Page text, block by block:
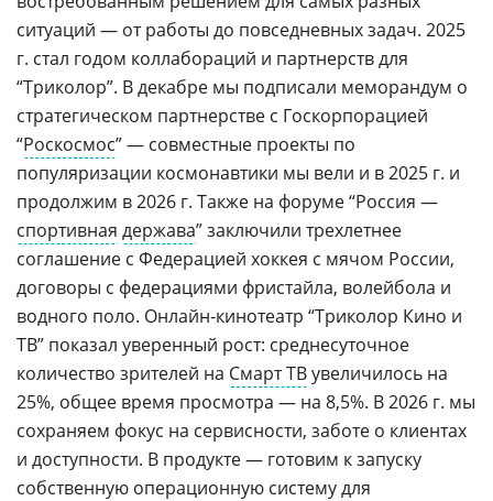
ситуаций — от работы до повседневных задач. 2025
г. стал годом коллабораций и партнерств для
“Триколор”. В декабре мы подписали меморандум о
стратегическом партнерстве с Госкорпорацией
“Роскосмос” — совместные проекты по
популяризации космонавтики мы вели и в 2025 г. и
продолжим в 2026 г. Также на форуме “Россия —
спортивная держава” заключили трехлетнее
соглашение с Федерацией хоккея с мячом России,
договоры с федерациями фристайла, волейбола и
водного поло. Онлайн-кинотеатр “Триколор Кино и
ТВ” показал уверенный рост: среднесуточное
количество зрителей на Смарт ТВувеличилось на
25%, общее время просмотра — на 8,5%. В 2026 г. мы
сохраняем фокус на сервисности, заботе о клиентах
и доступности. В продукте — готовим к запуску
собственную операционную систему для